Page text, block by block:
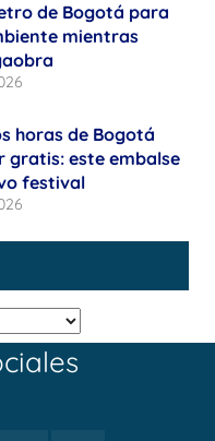
de Bogotá para
mientras
horas de Bogotá
gratis: este embalse
festival